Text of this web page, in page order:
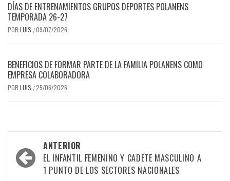
DÍAS DE ENTRENAMIENTOS GRUPOS DEPORTES POLANENS
TEMPORADA 26-27
POR LUIS /09/07/2026
BENEFICIOS DE FORMAR PARTE DE LA FAMILIA POLANENS COMO
EMPRESA COLABORADORA
POR LUIS /25/06/2026
Navegación
por
ANTERIOR
EL INFANTIL FEMENINO Y CADETE MASCULINO A
1 PUNTO DE LOS SECTORES NACIONALES